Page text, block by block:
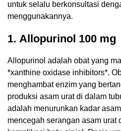
untuk selalu berkonsultasi
menggunakannya.
1. Allopurinol 100 mg
Allopurinol adalah obat yang
*xanthine oxidase inhibitors*.
menghambat enzim yang
produksi asam urat di dalam
adalah menurunkan kadar
mencegah serangan asam urat